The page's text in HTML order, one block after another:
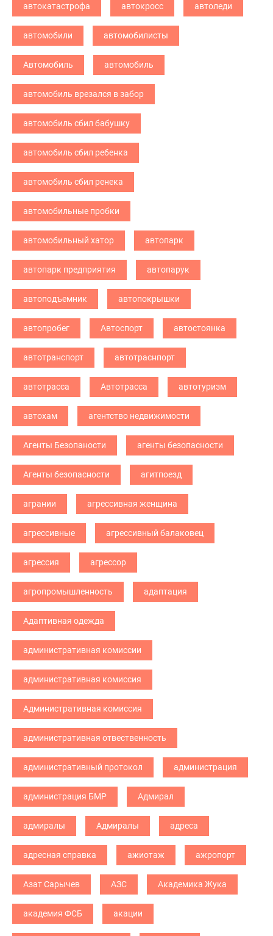
автокатастрофа автокросс автоледи
автомобили автомобилисты
Автомобиль автомобиль
автомобиль врезался в забор
автомобиль сбил бабушку
автомобиль сбил ребенка
автомобиль сбил ренека
автомобильные пробки
автомобильный хатор автопарк
автопарк предприятия автопарук
автоподъемник автопокрышки
автопробег Автоспорт автостоянка
автотранспорт автотраснпорт
автотрасса Автотрасса автотуризм
автохам агентство недвижимости
Агенты Безопаности агенты безопасности
Агенты безопасности агитпоезд
агрании агрессивная женщина
агрессивные агрессивный балаковец
агрессия агрессор
агропромышленность адаптация
Адаптивная одежда
административная комиссии
административная комиссия
Административная комиссия
административная отвественность
административный протокол администрация
администрация БМР Адмирал
адмиралы Адмиралы адреса
адресная справка ажиотаж ажропорт
Азат Сарычев АЗС Академика Жука
академия ФСБ акации